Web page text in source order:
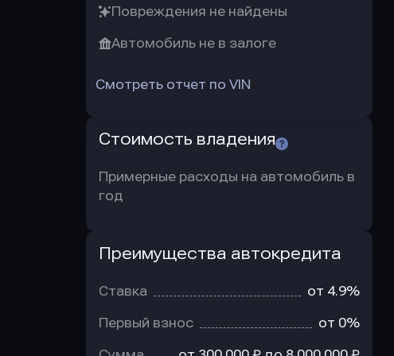
Повреждения не найдены
Автомобиль не в залоге
Смотреть отчет по VIN
Стоимость владения
Примерные расходы на автомобиль в
год
Преимущества автокредита
Ставка от 4.9%
Первый взнос от 0%